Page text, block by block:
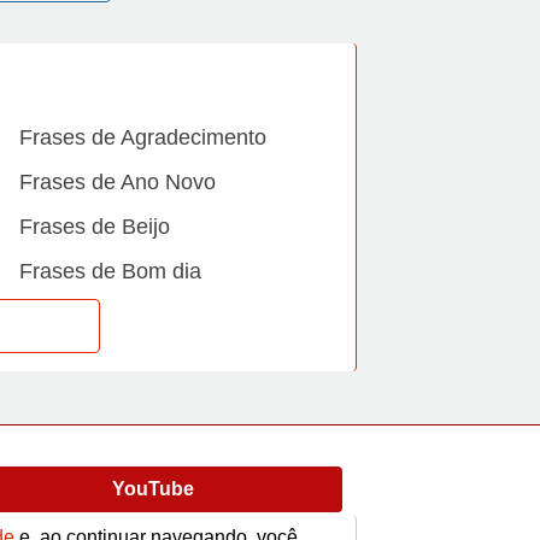
Frases de Agradecimento
Frases de Ano Novo
Frases de Beijo
Frases de Bom dia
Frases de Dia Internacional
Frases de Informática
YouTube